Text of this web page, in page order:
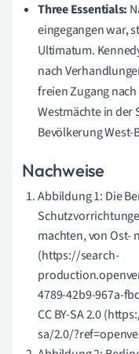
Three Essentials:
eingegangen war,
Ultimatum.
nach
freien Zugang
Westmächte in der
Bevölkerung
Nachweise
Abbildung 1: Die
machten, von Ost-
(https://search-
4789-42b9-967a-
CC BY-SA 2.0
sa/2.0/